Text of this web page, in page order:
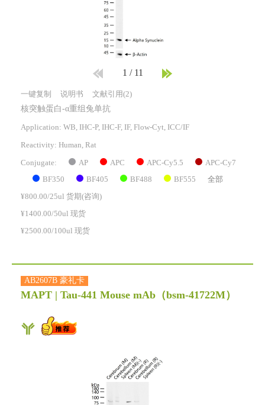
1 / 11
一键复制 说明书 文献引用(2)
核突触蛋白-α重组兔单抗
Application: WB, IHC-P, IHC-F, IF, Flow-Cyt, ICC/IF
Reactivity: Human, Rat
Conjugate: AP APC APC-Cy5.5 APC-Cy7
BF350 BF405 BF488 BF555 全部
¥800.00/25ul 货期(咨询)
¥1400.00/50ul 现货
¥2500.00/100ul 现货
AB2607B 豪礼卡
MAPT | Tau-441 Mouse mAb （bsm-41722M）